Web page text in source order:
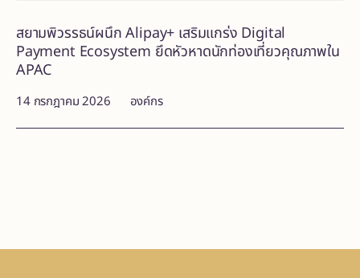
14 กรกฎาคม 2026 องค์กร
สยามพิวรรธน์ผนึก Alipay+ เสริมแกร่ง Digital
Payment Ecosystem ยึดหัวหาดนักท่องเที่ยวคุณภาพใน
APAC